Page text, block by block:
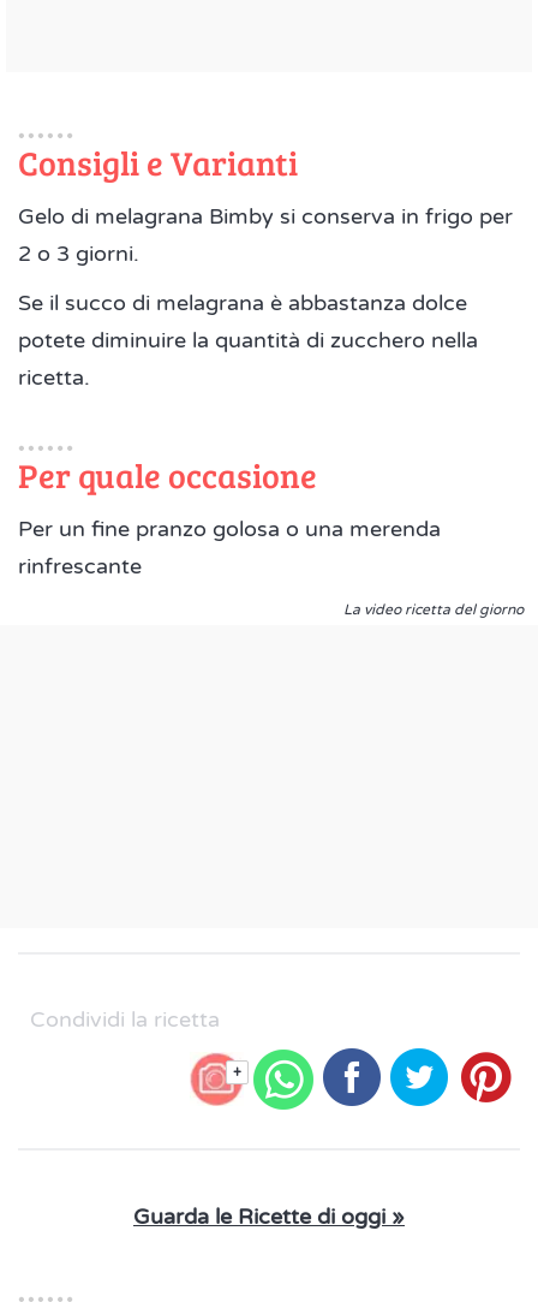
Consigli e Varianti
Gelo di melagrana Bimby si conserva in frigo per
2 o 3 giorni.
Se il succo di melagrana è abbastanza dolce
potete diminuire la quantità di zucchero nella
ricetta.
Per quale occasione
Per un fine pranzo golosa o una merenda
rinfrescante
La video ricetta del giorno
Condividi la ricetta
+
Guarda le Ricette di oggi »